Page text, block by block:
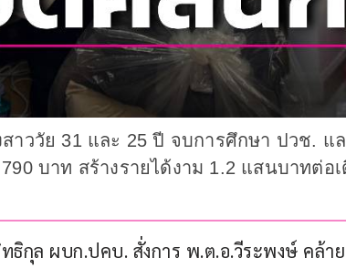
ววัย 31 และ 25 ปี จบการศึกษา ปวช.
บาท สร้างรายได้งาม 1.2 แสนบาทต่
ธิกุล ผบก.ปคบ. สั่งการ พ.ต.อ.วีระพงษ์ คล้า